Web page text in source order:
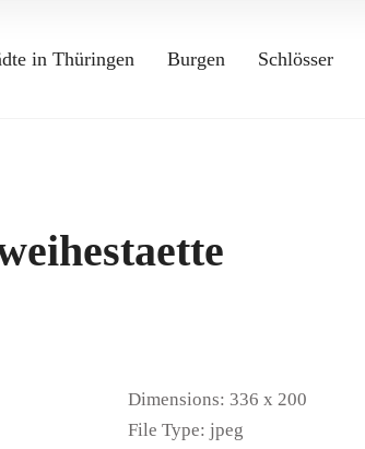
in Thüringen Burgen Schlösser
Dimensions: 336 x 200
File Type: jpeg